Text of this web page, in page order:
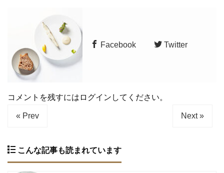
Facebook Twitter
コメントを残すにはログインしてください。
« Prev Next »
こんな記事も読まれています